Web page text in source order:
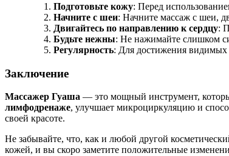
Подготовьте кожу: Перед
Начните с шеи: Начните массаж с шеи,
Двигайтесь по направлению к сердцу:
Будьте нежны: Не нажимайте слишком
Регулярность: Для достижения видимых
Заключение
Массажер Гуаша — это мощный инструмент,
лимфодренаже, улучшает микроциркуляцию и
своей красоте.
Не забывайте, что, как и любой другой
кожей, и вы скоро заметите положительные